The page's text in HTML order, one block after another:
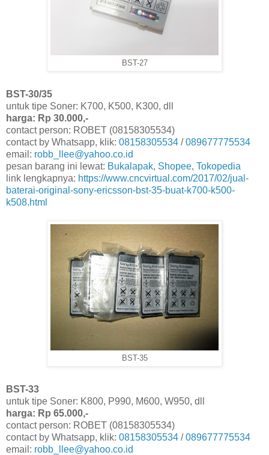
BST-27
BST-30/35
untuk tipe Soner: K700, K500, K300, dll
harga: Rp 30.000,-
contact person: ROBET (08158305534)
contact by Whatsapp, klik: 08158305534 /089677775534
email: robb_llee@yahoo.co.id
pesan barang ini lewat: Bukalapak, Shopee, Tokopedia
link lengkapnya: https://www.cncvirtual.com/2017/02/jual-
baterai-original-sony-ericsson-bst-35-buat-k700-k500-
k508.html
BST-35
BST-33
untuk tipe Soner: K800, P990, M600, W950, dll
harga: Rp 65.000,-
contact person: ROBET (08158305534)
contact by Whatsapp, klik: 08158305534 /089677775534
email: robb_llee@yahoo.co.id